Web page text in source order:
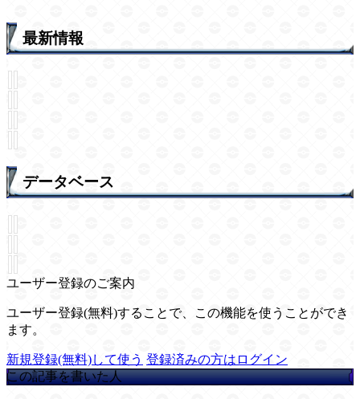
最新情報
データベース
ユーザー登録のご案内
ユーザー登録(無料)することで、この機能を使うことができ
ます。
新規登録(無料)して使う 登録済みの方はログイン
この記事を書いた人